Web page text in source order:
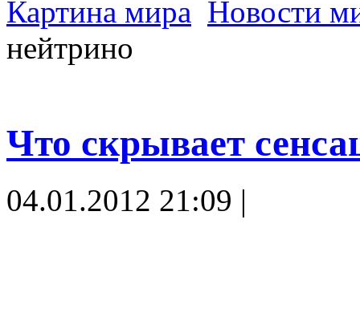
Картина мира Новости
нейтрино
Что скрывает
04.01.2012 21:09 |